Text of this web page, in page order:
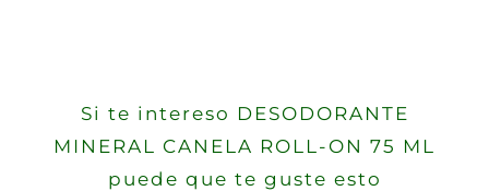
Si te intereso DESODORANTE
MINERAL CANELA ROLL-ON 75 ML
puede que te guste esto